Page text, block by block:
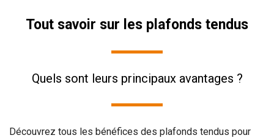
Tout savoir sur les plafonds tendus
Quels sont leurs principaux avantages ?
Découvrez tous les bénéfices des plafonds tendus pour